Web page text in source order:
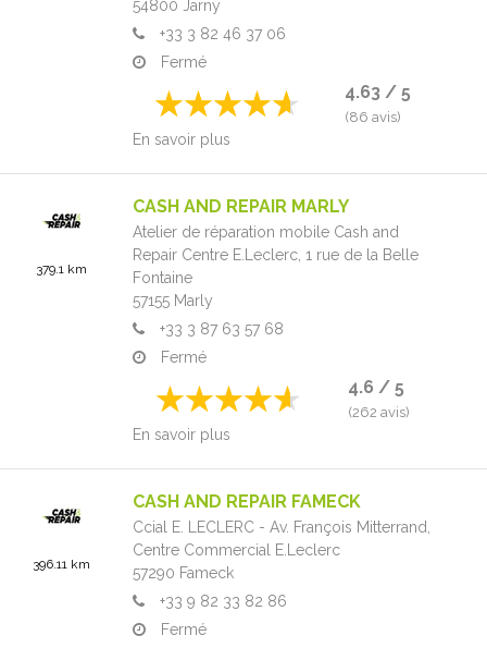
54800 Jarny
+33 3 82 46 37 06
Fermé
4.63 / 5
(86 avis)
En savoir plus
379.1 km
CASH AND REPAIR MARLY
Atelier de réparation mobile Cash and
Repair Centre E.Leclerc, 1 rue de la Belle
Fontaine
57155 Marly
+33 3 87 63 57 68
Fermé
4.6 / 5
(262 avis)
En savoir plus
396.11 km
CASH AND REPAIR FAMECK
Ccial E. LECLERC - Av. François Mitterrand,
Centre Commercial E.Leclerc
57290 Fameck
+33 9 82 33 82 86
Fermé